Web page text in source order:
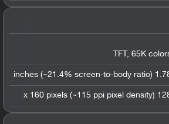
TFT, 65K
1.78 inches (~21.4% screen-to-
128 x 160 pixels (~115 ppi